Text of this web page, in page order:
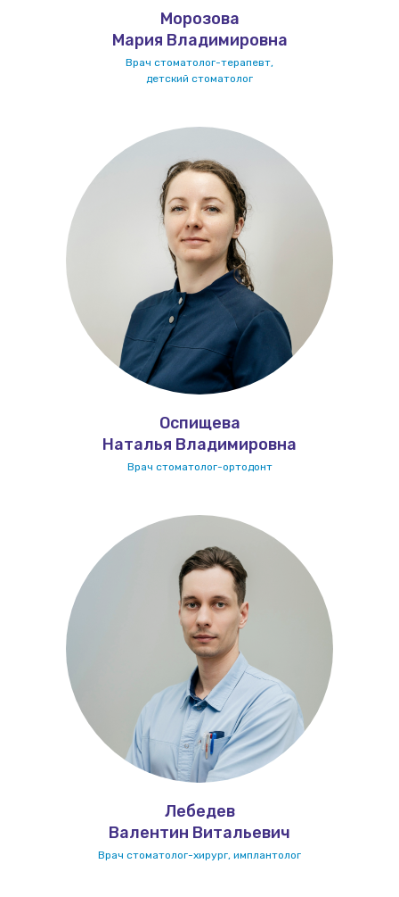
Морозова
Мария Владимировна
Врач стоматолог-терапевт,
детский стоматолог
Оспищева
Наталья Владимировна
Врач стоматолог-ортодонт
Лебедев
Валентин Витальевич
Врач стоматолог-хирург, имплантолог